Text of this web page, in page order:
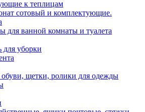
к теплицам
сотовый и комплектующие.
для ванной комнаты и туалета
для уборки
щетки, ролики для одежды